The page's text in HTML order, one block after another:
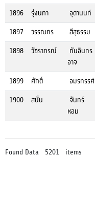
1896
รุ่งนภา อุดานนท์
1897
วรรณกร สีสุธรรม
1898
วัชราภรณ์
ทันอินทร
อาจ
1899 ศักดิ์ อมรทรรศ์
1900
สนั่น
จันทร์
หอม
Found Data 5201 items